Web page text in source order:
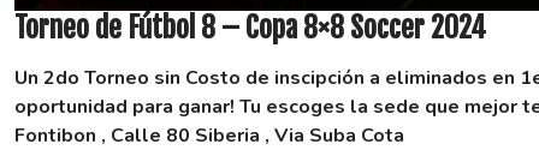
Torneo de Fútbol 8 – Copa 8×8 Soccer 2024
Un 2do Torneo sin Costo de inscipción a eliminados en
oportunidad para ganar! Tu escoges la sede que
Fontibon , Calle 80 Siberia , Via Suba Cota